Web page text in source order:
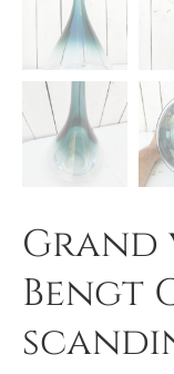
Grand
Bengt